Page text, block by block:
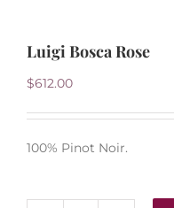
Luigi Bosca Rose
$612.00
100% Pinot Noir.